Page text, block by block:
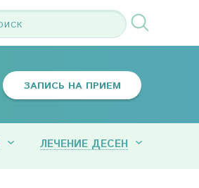
ЗАПИСЬ НА ПРИЕМ
ЛЕЧЕНИЕ ДЕСЕН